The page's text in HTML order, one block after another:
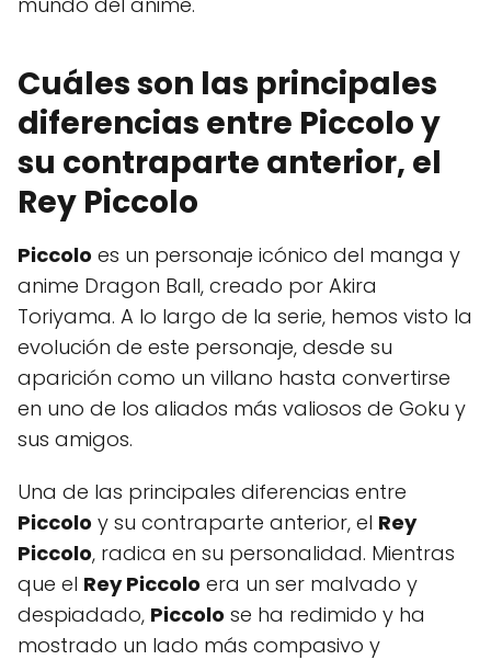
Cuáles son las principales
diferencias entre Piccolo y
su contraparte anterior, el
Rey Piccolo
Piccolo es un personaje icónico del manga y
anime Dragon Ball, creado por Akira
Toriyama. A lo largo de la serie, hemos visto la
evolución de este personaje, desde su
aparición como un villano hasta convertirse
en uno de los aliados más valiosos de Goku y
sus amigos.
Una de las principales diferencias entre
Piccolo y su contraparte anterior, el Rey
Piccolo, radica en su personalidad. Mientras
que el Rey Piccolo era un ser malvado y
despiadado, Piccolo se ha redimido y ha
mostrado un lado más compasivo y